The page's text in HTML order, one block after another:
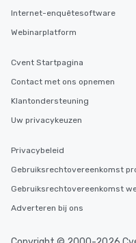
Internet-enquêtesoftware
Webinarplatform
Cvent Startpagina
Contact met ons opnemen
Klantondersteuning
Uw privacykeuzen
Privacybeleid
Gebruiksrechtovereenkomst
Gebruiksrechtovereenkomst
Adverteren bij ons